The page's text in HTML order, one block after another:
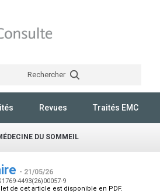
Rechercher
Revues Traités EMC
DU SOMMEIL
- 21/05/26
4493(26)00057-9
de cet article est disponible en PDF.